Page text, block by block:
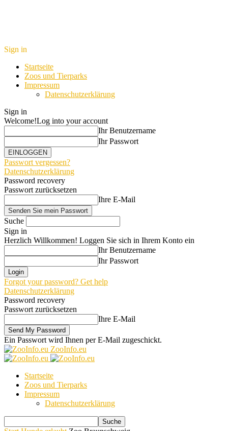
Sign in
Startseite
Zoos und Tierparks
Impressum
Datenschutzerklärung
Sign in
Welcome!Log into your account
Ihr Benutzername
Ihr Passwort
Passwort vergessen?
Datenschutzerklärung
Password recovery
Passwort zurücksetzen
Ihre E-Mail
Suche
Sign in
Herzlich Willkommen! Loggen Sie sich in Ihrem Konto ein
Ihr Benutzername
Ihr Passwort
Forgot your password? Get help
Datenschutzerklärung
Password recovery
Passwort zurücksetzen
Ihre E-Mail
Ein Passwort wird Ihnen per E-Mail zugeschickt.
ZooInfo.eu
Startseite
Zoos und Tierparks
Impressum
Datenschutzerklärung